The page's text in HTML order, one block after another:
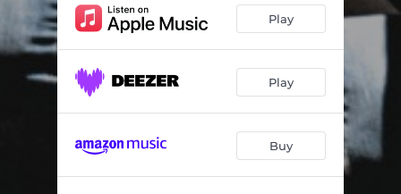
Trio fustes (Directe al Principal) 02:00
Que no s'apague la llum (feat. Sandra Monfort) [Directe al Principal]
Et done una cançó (Directe al Principal) 03:58
Play
Play
Buy